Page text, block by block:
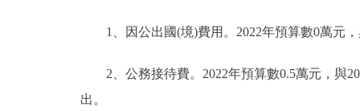
1、因公出國(境)費用。2022年預算數0萬元，
2、公務接待費。2022年預算數0.5萬元，與
出。